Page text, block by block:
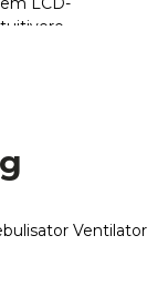
von 3 L
Kupfer mit hoher
Lebensdauer des
Ventilator